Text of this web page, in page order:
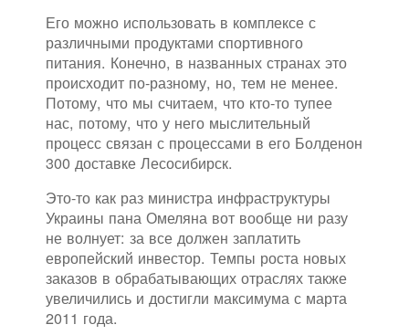
Его можно использовать в комплексе с
различными продуктами спортивного
питания. Конечно, в названных странах это
происходит по-разному, но, тем не менее.
Потому, что мы считаем, что кто-то тупее
нас, потому, что у него мыслительный
процесс связан с процессами в его Болденон
300 доставке Лесосибирск.
Это-то как раз министра инфраструктуры
Украины пана Омеляна вот вообще ни разу
не волнует: за все должен заплатить
европейский инвестор. Темпы роста новых
заказов в обрабатывающих отраслях также
увеличились и достигли максимума с марта
2011 года.